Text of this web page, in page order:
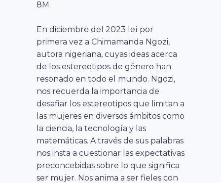
8M.
En diciembre del 2023 leí por
primera vez a Chimamanda Ngozi,
autora nigeriana, cuyas ideas acerca
de los estereotipos de género han
resonado en todo el mundo. Ngozi,
nos recuerda la importancia de
desafiar los estereotipos que limitan a
las mujeres en diversos ámbitos como
la ciencia, la tecnología y las
matemáticas. A través de sus palabras
nos insta a cuestionar las expectativas
preconcebidas sobre lo que significa
ser mujer. Nos anima a ser fieles con